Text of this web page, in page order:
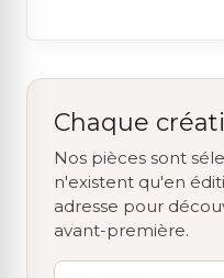
Chaque
Nos pièces sont
n'existent qu'en
adresse pour
avant-première.